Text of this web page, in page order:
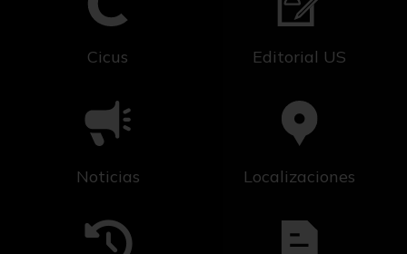
Cicus Editorial US
Noticias Localizaciones